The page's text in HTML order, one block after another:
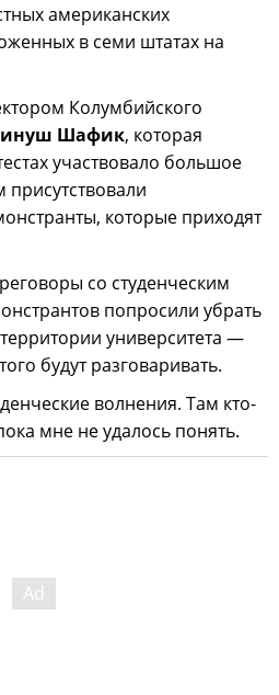
американских
в семи штатах на
Колумбийского
Шафик, которая
участвовало большое
присутствовали
которые приходят
со студенческим
попросили убрать
университета —
будут разговаривать.
волнения. Там кто-
мне не удалось понять.